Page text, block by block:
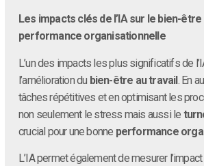
Les impacts clés de l’IA sur le bien-
performance organisationnelle
L’un des impacts les plus significatifs de
l’amélioration du bien-être au travail. En
tâches répétitives et en optimisant les
non seulement le stress mais aussi le
crucial pour une bonne performance
L’IA permet également de mesurer